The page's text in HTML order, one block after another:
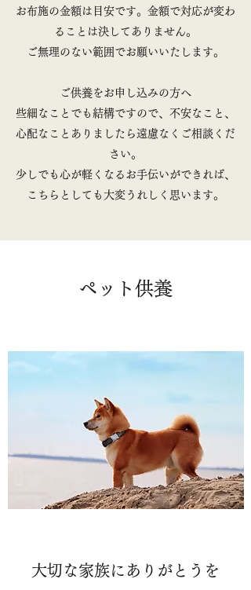
お布施の金額は目安です。金額で対応が変わ
ることは決してありません。
ご無理のない範囲でお願いいたします。
ご供養をお申し込みの方へ
些細なことでも結構ですので、不安なこと、
心配なことありましたら遠慮なくご相談くだ
さい。
少しでも心が軽くなるお手伝いができれば、
こちらとしても大変うれしく思います。
ペット供養
大切な家族にありがとうを